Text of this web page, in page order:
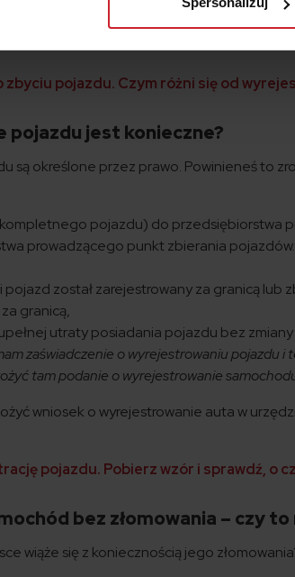
auta musisz dopełnić tych formalności,
właściciel. Powinieneś w tej
zbyciu pojazdu. Czym różni się od
jest konieczne?
są określone przez prawo. Powinieneś to
pojazdu) do przedsiębiorstwa
prowadzącego punkt zbierania pojazdów.
został zarejestrowany za granicą lub
granicą,
utraty posiadania pojazdu bez zmiany
zaświadczenie o wyrejestrowaniu pojazdu i
tam podanie o wyrejestrowanie
wniosek o wyrejestrowanie auta w
pojazdu. Pobierz wzór i sprawdź, o
bez złomowania – czy to
wiąże się z koniecznością jego